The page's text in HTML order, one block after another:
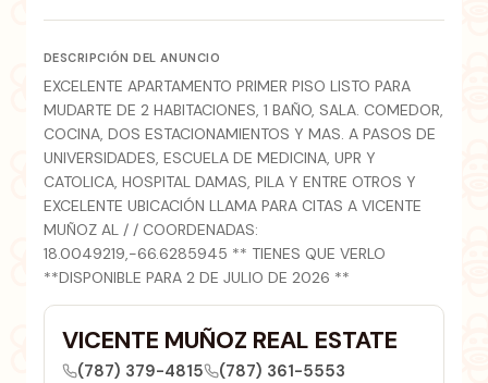
DESCRIPCIÓN DEL ANUNCIO
EXCELENTE APARTAMENTO PRIMER PISO LISTO PARA
MUDARTE DE 2 HABITACIONES, 1 BAÑO, SALA. COMEDOR,
COCINA, DOS ESTACIONAMIENTOS Y MAS. A PASOS DE
UNIVERSIDADES, ESCUELA DE MEDICINA, UPR Y
CATOLICA, HOSPITAL DAMAS, PILA Y ENTRE OTROS Y
EXCELENTE UBICACIÓN LLAMA PARA CITAS A VICENTE
MUÑOZ AL / / COORDENADAS:
18.0049219,-66.6285945 ** TIENES QUE VERLO
**DISPONIBLE PARA 2 DE JULIO DE 2026 **
VICENTE MUÑOZ REAL ESTATE
(787) 379-4815 (787) 361-5553